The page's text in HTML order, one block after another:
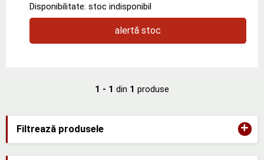
Filtrează produsele +
Disponibilitate: stoc indisponibil
alertă stoc
1 - 1 din 1 produse